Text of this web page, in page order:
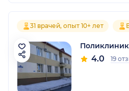
31 врачей, опыт 10+ лет
4.0 19